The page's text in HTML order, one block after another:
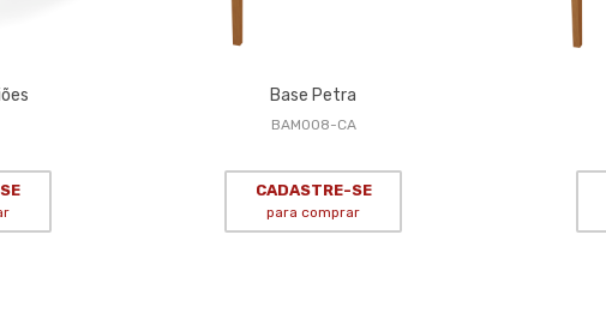
Base Petra
BAM008-CA
CADASTRE-SE
para comprar